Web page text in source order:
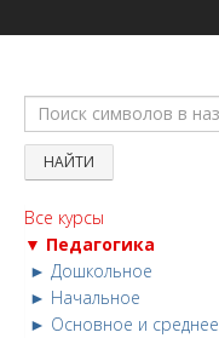
Все курсы
▼ Педагогика
► Дошкольное
► Начальное
► Основное и среднее